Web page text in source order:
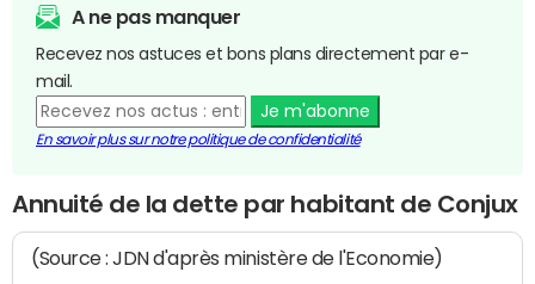
A ne pas manquer
Recevez nos astuces et bons plans directement par e-
mail.
Je m'abonne
En savoir plus sur notre politique de confidentialité
Annuité de la dette par habitant de Conjux
(Source : JDN d'après ministère de l'Economie)